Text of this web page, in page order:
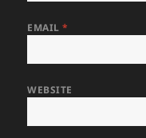
EMAIL*
WEBSITE